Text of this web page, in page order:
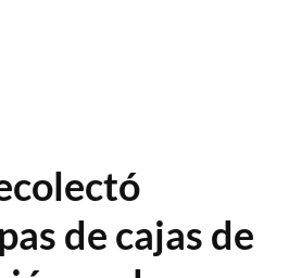
de cajas de